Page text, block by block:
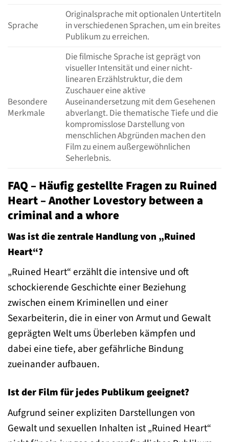
Sprache
Originalsprache mit optionalen Untertiteln
in verschiedenen Sprachen, um ein breites
Publikum zu erreichen.
Besondere
Merkmale
Die filmische Sprache ist geprägt von
visueller Intensität und einer nicht-
linearen Erzählstruktur, die dem
Zuschauer eine aktive
Auseinandersetzung mit dem Gesehenen
abverlangt. Die thematische Tiefe und die
kompromisslose Darstellung von
menschlichen Abgründen machen den
Film zu einem außergewöhnlichen
Seherlebnis.
FAQ – Häufig gestellte Fragen zu Ruined
Heart – Another Lovestory between a
criminal and a whore
Was ist die zentrale Handlung von „Ruined
Heart“?
„Ruined Heart“ erzählt die intensive und oft
schockierende Geschichte einer Beziehung
zwischen einem Kriminellen und einer
Sexarbeiterin, die in einer von Armut und Gewalt
geprägten Welt ums Überleben kämpfen und
dabei eine tiefe, aber gefährliche Bindung
zueinander aufbauen.
Ist der Film für jedes Publikum geeignet?
Aufgrund seiner expliziten Darstellungen von
Gewalt und sexuellen Inhalten ist „Ruined Heart“